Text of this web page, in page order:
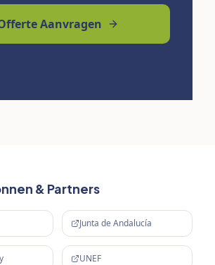
Aanvragen
& Partners
Junta de Andalucía
UNEF